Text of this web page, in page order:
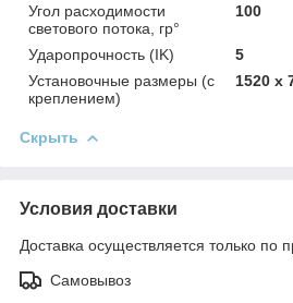
Угол расходимости
светового потока, гр°
100
Ударопрочность (IK)
5
Установочные размеры (с
креплением)
1520 х
Скрыть
Условия доставки
Доставка осуществляется только по
Самовывоз